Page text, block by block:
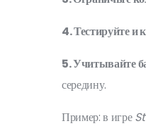
4. Тестируйте и
5. Учитывайте
середину.
Пример: в игре